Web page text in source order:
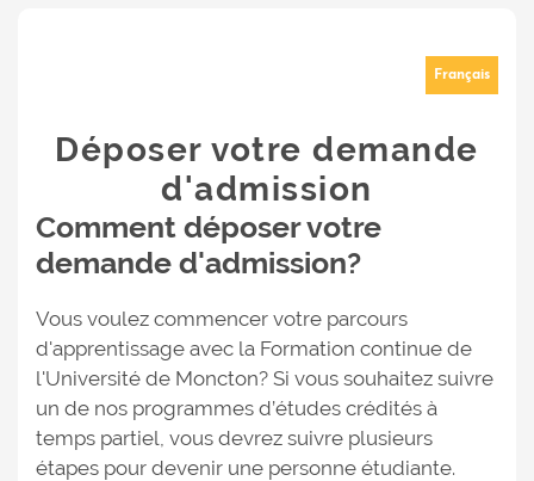
Français
Déposer votre demande
d'admission
Comment déposer votre
demande d'admission?
Vous voulez commencer votre parcours
d'apprentissage avec la Formation continue de
l'Université de Moncton? Si vous souhaitez suivre
un de nos programmes d’études crédités à
temps partiel, vous devrez suivre plusieurs
étapes pour devenir une personne étudiante.